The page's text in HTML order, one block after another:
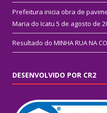
Prefeitura inicia obra de
Maria do Icatu 5 de agosto de
Resultado do MINHA RUA NA
DESENVOLVIDO POR CR2